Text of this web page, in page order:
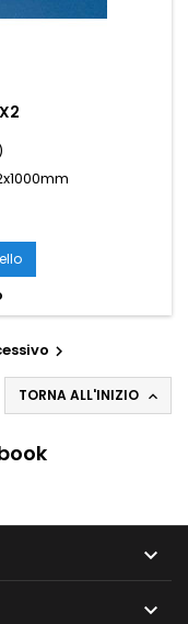

TORNA ALL'INIZIO 

